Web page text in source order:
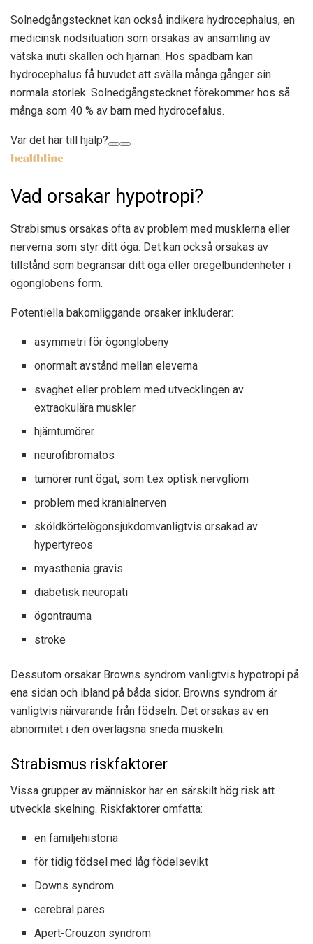
Solnedgångstecknet kan också indikera hydrocephalus, en
medicinsk nödsituation som orsakas av ansamling av
vätska inuti skallen och hjärnan. Hos spädbarn kan
hydrocephalus få huvudet att svälla många gånger sin
normala storlek. Solnedgångstecknet förekommer hos så
många som 40 % av barn med hydrocefalus.
Var det här till hjälp?
Vad orsakar hypotropi?
Strabismus orsakas ofta av problem med musklerna eller
nerverna som styr ditt öga. Det kan också orsakas av
tillstånd som begränsar ditt öga eller oregelbundenheter i
ögonglobens form.
Potentiella bakomliggande orsaker inkluderar:
asymmetri för ögonglobeny
onormalt avstånd mellan eleverna
svaghet eller problem med utvecklingen av
extraokulära muskler
hjärntumörer
neurofibromatos
tumörer runt ögat, som t.exoptisk nervgliom
problem med kranialnerven
sköldkörtelögonsjukdomvanligtvis orsakad av
hypertyreos
myasthenia gravis
diabetisk neuropati
ögontrauma
stroke
Dessutom orsakar Browns syndrom vanligtvis hypotropi på
ena sidan och ibland på båda sidor. Browns syndrom är
vanligtvis närvarande från födseln. Det orsakas av en
abnormitet i den överlägsna sneda muskeln.
Strabismus riskfaktorer
Vissa grupper av människor har en särskilt hög risk att
utveckla skelning. Riskfaktorer omfatta:
en familjehistoria
för tidig födsel med låg födelsevikt
Downs syndrom
cerebral pares
Apert-Crouzon syndrom